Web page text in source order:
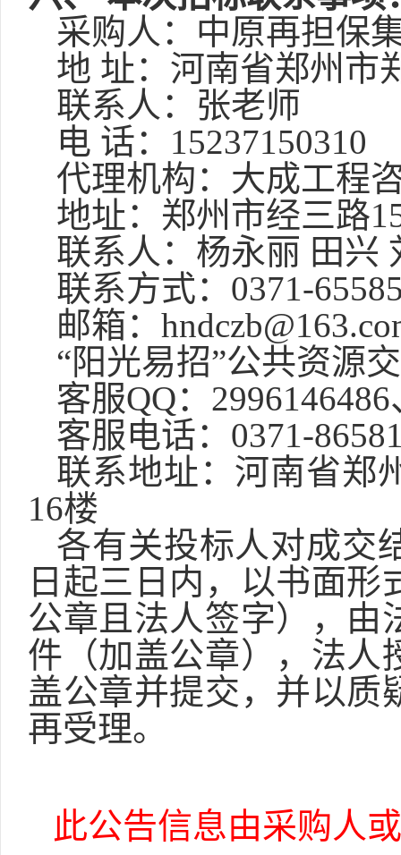
采购人：中原再担保
地 址：河南省郑州市
联系人：张老师
电 话：15237150310
代理机构：大成工程
地址：郑州市经三路
联系人：杨永丽 田兴
联系方式： 0371-
邮箱：
“阳光易招”公共资源
客服QQ：
客服电话： 0371-
联系地址：河南省郑
16楼
各有关投标人对成交
日起三日内，以书面形
公章且法人签字），由
件（加盖公章），法人
盖公章并提交，并以质
再受理。
此公告信息由采购人